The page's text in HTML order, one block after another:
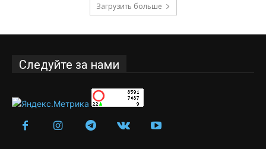
Загрузить больше
Следуйте за нами